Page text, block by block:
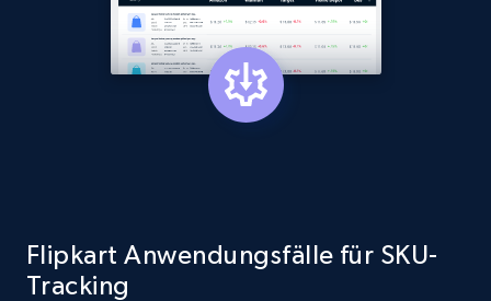
175+ Jetzt anfangen
Rating, Reviews count, Initial price, Discount,
and more.
Flipkart Anwendungsfälle für SKU-
Tracking